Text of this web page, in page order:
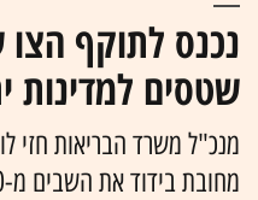
נכנס לתוקף
שטסים למדינות
מנכ"ל משרד הבריאות חזי